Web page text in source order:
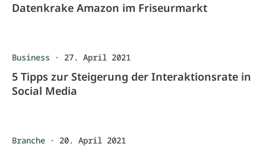
Datenkrake Amazon im Friseurmarkt
Business · 27. April 2021
5 Tipps zur Steigerung der Interaktionsrate in
Social Media
Branche · 20. April 2021